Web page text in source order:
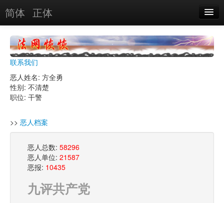
简体 正体
恶报实例
恶人图片
恶人单位
联系我们
恶人姓名: 方全勇
性别: 不清楚
职位: 干警
>> 恶人档案
恶人总数: 58296
恶人单位: 21587
恶报: 10435
九评共产党